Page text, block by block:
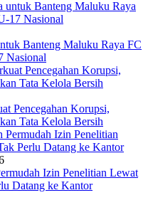
Banteng Maluku Raya FC
Nasional
Pencegahan Korupsi,
Tata Kelola Bersih
Izin Penelitian Lewat
Datang ke Kantor